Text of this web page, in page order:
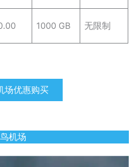
1000 GB 无限制
场优惠购买
机场